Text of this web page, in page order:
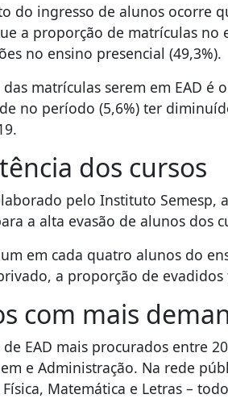
do ingresso de alunos ocorre
a proporção de matrículas no
no ensino presencial (49,3%).
matrículas serem em EAD é
no período (5,6%) ter
dos cursos
pelo Instituto Semesp,
a alta evasão de alunos dos
um em cada quatro alunos do
a proporção de
com mais
de EAD mais procurados entre
e Administração. Na rede
Física, Matemática e Letras –